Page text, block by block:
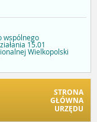
wspólnego
15.01
Wielkopolski
STRONA
GŁÓWNA
URZĘDU